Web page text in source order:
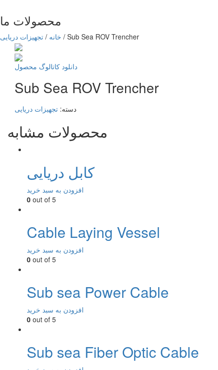
محصولات ما
خانه / تجهیزات دریایی / Sub Sea ROV Trencher
دانلود کاتالوگ محصول
Sub Sea ROV Trencher
دسته: تجهیزات دریایی
محصولات مشابه
کابل دریایی
افزودن به سبد خرید
0 out of 5
Cable Laying Vessel
افزودن به سبد خرید
0 out of 5
Sub sea Power Cable
افزودن به سبد خرید
0 out of 5
Sub sea Fiber Optic Cable